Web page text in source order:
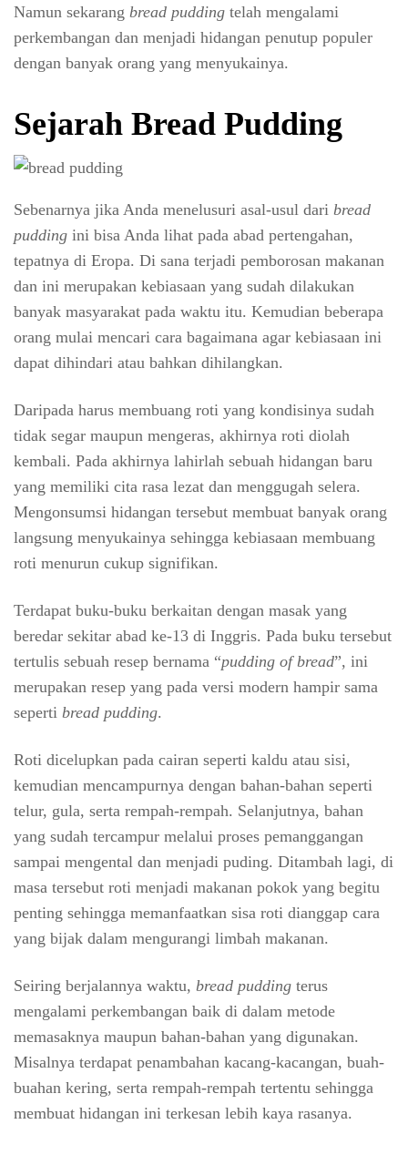
Namun sekarang bread pudding telah mengalami
perkembangan dan menjadi hidangan penutup populer
dengan banyak orang yang menyukainya.
Sejarah Bread Pudding
Sebenarnya jika Anda menelusuri asal-usul dari bread
pudding ini bisa Anda lihat pada abad pertengahan,
tepatnya di Eropa. Di sana terjadi pemborosan makanan
dan ini merupakan kebiasaan yang sudah dilakukan
banyak masyarakat pada waktu itu. Kemudian beberapa
orang mulai mencari cara bagaimana agar kebiasaan ini
dapat dihindari atau bahkan dihilangkan.
Daripada harus membuang roti yang kondisinya sudah
tidak segar maupun mengeras, akhirnya roti diolah
kembali. Pada akhirnya lahirlah sebuah hidangan baru
yang memiliki cita rasa lezat dan menggugah selera.
Mengonsumsi hidangan tersebut membuat banyak orang
langsung menyukainya sehingga kebiasaan membuang
roti menurun cukup signifikan.
Terdapat buku-buku berkaitan dengan masak yang
beredar sekitar abad ke-13 di Inggris. Pada buku tersebut
tertulis sebuah resep bernama “pudding of bread”, ini
merupakan resep yang pada versi modern hampir sama
seperti bread pudding.
Roti dicelupkan pada cairan seperti kaldu atau sisi,
kemudian mencampurnya dengan bahan-bahan seperti
telur, gula, serta rempah-rempah. Selanjutnya, bahan
yang sudah tercampur melalui proses pemanggangan
sampai mengental dan menjadi puding. Ditambah lagi, di
masa tersebut roti menjadi makanan pokok yang begitu
penting sehingga memanfaatkan sisa roti dianggap cara
yang bijak dalam mengurangi limbah makanan.
Seiring berjalannya waktu, bread pudding terus
mengalami perkembangan baik di dalam metode
memasaknya maupun bahan-bahan yang digunakan.
Misalnya terdapat penambahan kacang-kacangan, buah-
buahan kering, serta rempah-rempah tertentu sehingga
membuat hidangan ini terkesan lebih kaya rasanya.